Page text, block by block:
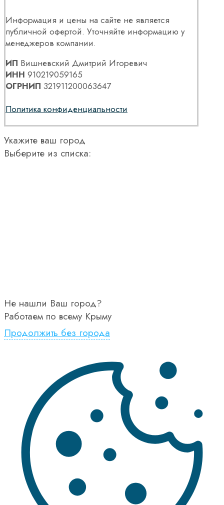
Информация и цены на сайте не является
публичной офертой. Уточняйте информацию у
менеджеров компании.
ИП Вишневский Дмитрий Игоревич
ИНН 910219059165
ОГРНИП 321911200063647
Политика конфиденциальности
Укажите ваш город
Выберите из списка:
Не нашли Ваш город?
Работаем по всему Крыму
Продолжить без города